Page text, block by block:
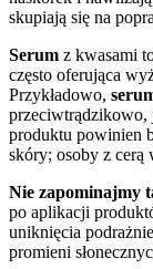
skupiają się na
Serum z kwasami
często oferująca
Przykładowo,
przeciwtrądzikowo,
produktu powinien
skóry; osoby z cerą
Nie zapominajmy
po aplikacji
uniknięcia
promieni